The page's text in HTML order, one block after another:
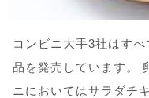
コンビニ大手3社はす
品を発売しています。
ニにおいてはサラダチ